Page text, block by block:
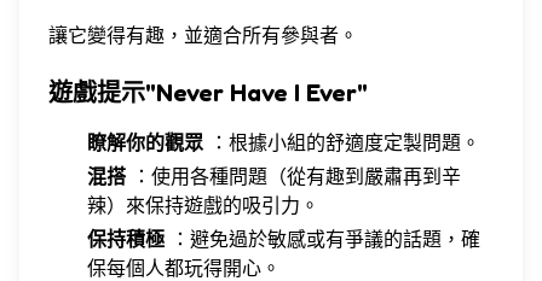
讓它變得有趣，並適合所有參與者。
遊戲提示"Never Have I Ever"
瞭解你的觀眾 ：根據小組的舒適度定製問題。
混搭 ：使用各種問題（從有趣到嚴肅再到辛
辣）來保持遊戲的吸引力。
保持積極 ：避免過於敏感或有爭議的話題，確
保每個人都玩得開心。